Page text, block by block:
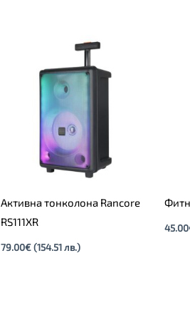
Активна тонколона Rancore
RS111XR
79.00€ (154.51 лв.)
45.00